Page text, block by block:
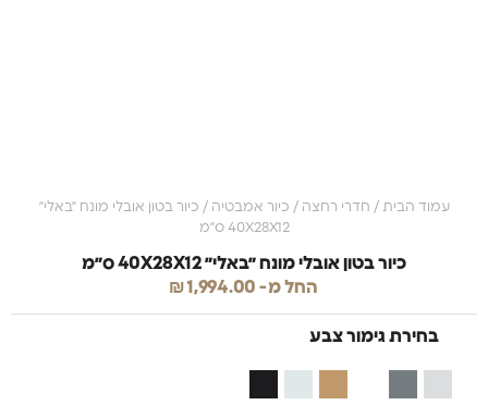
עמוד הבית / חדרי רחצה / כיור אמבטיה / כיור בטון אובלי מונח ״באלי״
40X28X12 ס״מ
כיור בטון אובלי מונח ״באלי״ 40X28X12 ס״מ
החל מ-
₪1,994.00
בחירת גימור צבע